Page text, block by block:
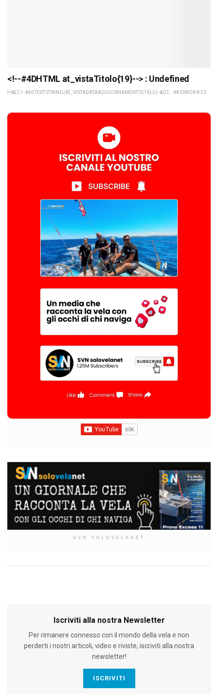
<!--#4DHTML at_vistaTitolo{19}--> : Undefined
&LT;!--#4DTEXT STRING(AT_VISTADATAAGGIORNAMENTO{19};2)--&GT; : ## ERROR # 53
SVN SOLOVELANET
Iscriviti alla nostra Newsletter
Per rimanere connesso con il mondo della vela e non
perderti i nostri articoli, video e riviste, iscriviti alla nostra
newsletter!
ISCRIVITI